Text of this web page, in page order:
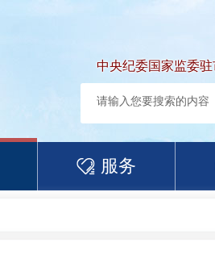
中央纪委国家监委
服务